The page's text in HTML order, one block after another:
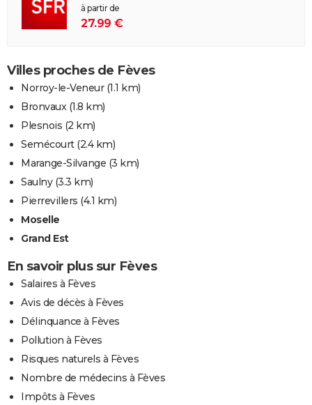
à partir de
27.99 €
Villes proches de Fèves
Norroy-le-Veneur(1.1 km)
Bronvaux (1.8 km)
Plesnois (2 km)
Semécourt(2.4 km)
Marange-Silvange (3 km)
Saulny(3.3 km)
Pierrevillers (4.1 km)
Moselle
Grand Est
En savoir plus sur Fèves
Salaires à Fèves
Avis de décès à Fèves
Délinquance à Fèves
Pollution à Fèves
Risques naturels à Fèves
Nombre de médecins à Fèves
Impôts à Fèves